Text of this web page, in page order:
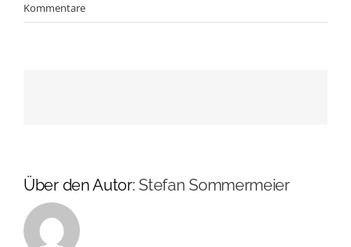
Kommentare
Über den Autor:Stefan Sommermeier